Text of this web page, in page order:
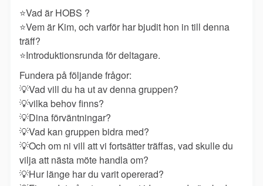
⭐️Vad är HOBS ?
⭐️Vem är Kim, och varför har bjudit hon in till denna
träff?
⭐️Introduktionsrunda för deltagare.
Fundera på följande frågor:
💡Vad vill du ha ut av denna gruppen?
💡vilka behov finns?
💡Dina förväntningar?
💡Vad kan gruppen bidra med?
💡Och om ni vill att vi fortsätter träffas, vad skulle du
vilja att nästa möte handla om?
💡Hur länge har du varit opererad?